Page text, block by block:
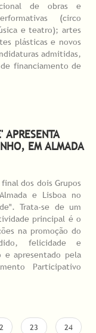
de obras e
(circo
e teatro); artes
plásticas e novos
admitidas,
financiamento de
APRESENTA
EM ALMADA
dos dois Grupos
e Lisboa no
Trata-se de um
principal é o
na promoção do
felicidade e
apresentado pela
Participativo
23
24